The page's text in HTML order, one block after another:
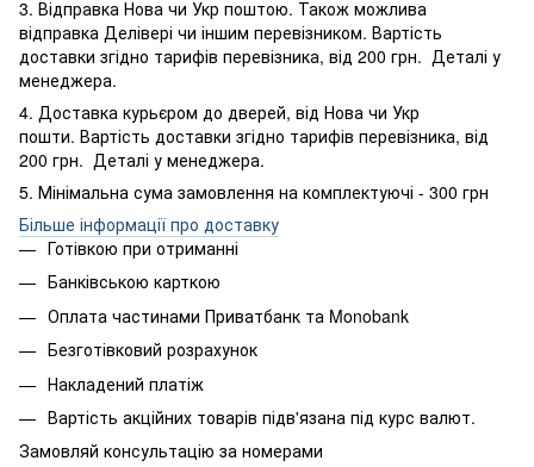
3. Відправка Нова чи Укр поштою. Також можлива
відправка Делівері чи іншим перевізником. Вартість
доставки згідно тарифів перевізника, від 200 грн. Деталі у
менеджера.
4. Доставка курьєром до дверей, від Нова чи Укр
пошти. Вартість доставки згідно тарифів перевізника, від
200 грн. Деталі у менеджера.
5. Мінімальна сума замовлення на комплектуючі - 300 грн
Більше інформації про доставку
Готівкою при отриманні
Банківською карткою
Оплата частинами Приватбанк та Monobank
Безготівковий розрахунок
Накладений платіж
Вартість акційних товарів підв'язана під курс валют.
Замовляй консультацію за номерами